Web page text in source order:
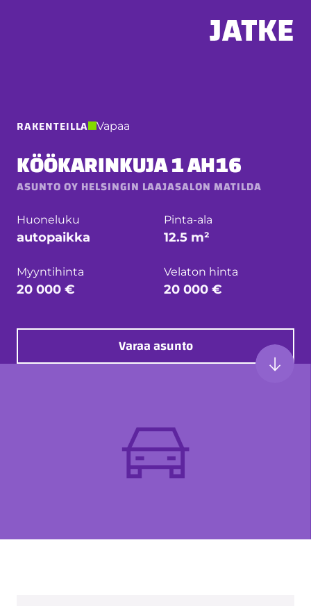
RAKENTEILLA Vapaa
KÖÖKARINKUJA 1 AH16
ASUNTO OY HELSINGIN LAAJASALON MATILDA
Huoneluku
autopaikka
Pinta-ala
12.5 m²
Myyntihinta
20 000 €
Velaton hinta
20 000 €
Varaa asunto